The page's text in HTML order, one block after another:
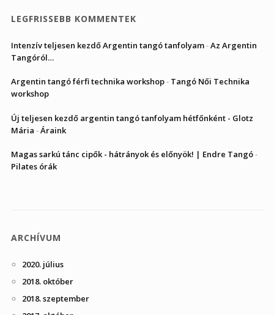
LEGFRISSEBB KOMMENTEK
Intenzív teljesen kezdő Argentin tangó tanfolyam-Az Argentin
Tangóról…
Argentin tangó férfi technika workshop- Tangó Női Technika
workshop
Új teljesen kezdő argentin tangó tanfolyam hétfőnként - Glotz
Mária -Áraink
Magas sarkú tánc cipők - hátrányok és előnyök! | Endre Tangó-
Pilates órák
ARCHÍVUM
2020. július
2018. október
2018. szeptember